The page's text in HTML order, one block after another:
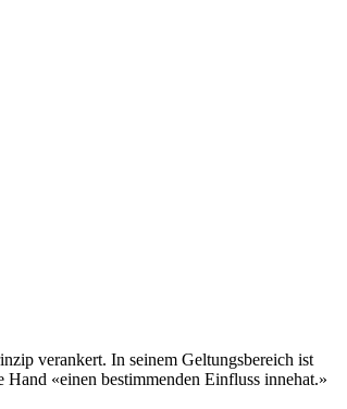
verankert. In seinem Geltungsbereich ist
«einen bestimmenden Einfluss innehat.»